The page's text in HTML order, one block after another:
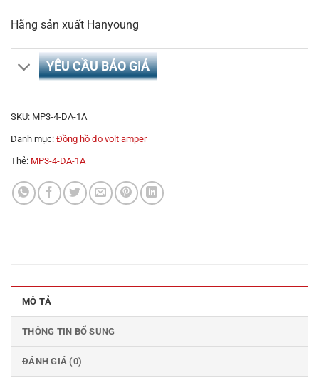
Hãng sản xuất Hanyoung
YÊU CẦU BÁO GIÁ
SKU: MP3-4-DA-1A
Danh mục: Đồng hồ đo volt amper
Thẻ: MP3-4-DA-1A
MÔ TẢ
THÔNG TIN BỔ SUNG
ĐÁNH GIÁ (0)